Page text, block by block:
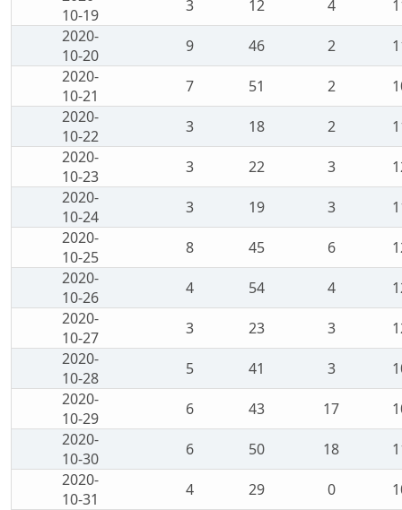
10-19
3 12 4
2020-
10-20
9 46 2
2020-
10-21
7 51 2
2020-
10-22
3 18 2
2020-
10-23
3 22 3
2020-
10-24
3 19 3
2020-
10-25
8 45 6
2020-
10-26
4 54 4
2020-
10-27
3 23 3
2020-
10-28
5 41 3
2020-
10-29
6 43 17
2020-
10-30
6 50 18
2020-
10-31
4 29 0